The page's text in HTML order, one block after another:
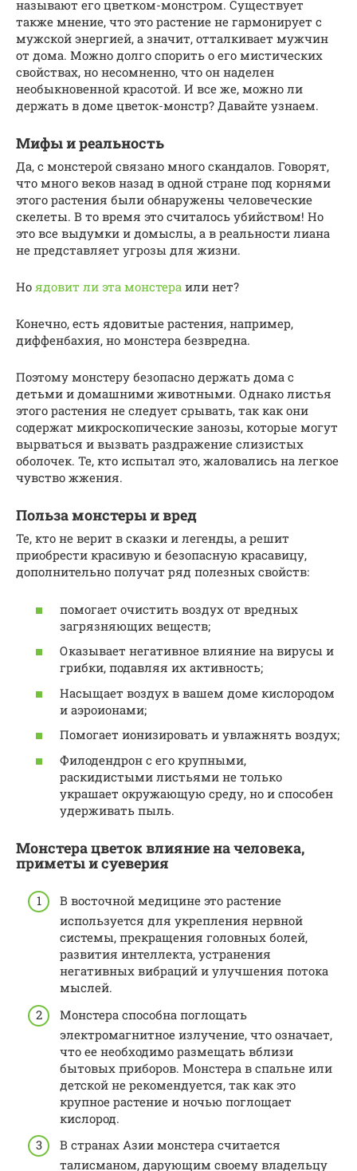
называют его цветком-монстром. Существует
также мнение, что это растение не гармонирует с
мужской энергией, а значит, отталкивает мужчин
от дома. Можно долго спорить о его мистических
свойствах, но несомненно, что он наделен
необыкновенной красотой. И все же, можно ли
держать в доме цветок-монстр? Давайте узнаем.
Мифы и реальность
Да, с монстерой связано много скандалов. Говорят,
что много веков назад в одной стране под корнями
этого растения были обнаружены человеческие
скелеты. В то время это считалось убийством! Но
это все выдумки и домыслы, а в реальности лиана
не представляет угрозы для жизни.
Но ядовит ли эта монстера или нет?
Конечно, есть ядовитые растения, например,
диффенбахия, но монстера безвредна.
Поэтому монстеру безопасно держать дома с
детьми и домашними животными. Однако листья
этого растения не следует срывать, так как они
содержат микроскопические занозы, которые могут
вырваться и вызвать раздражение слизистых
оболочек. Те, кто испытал это, жаловались на легкое
чувство жжения.
Польза монстеры и вред
Те, кто не верит в сказки и легенды, а решит
приобрести красивую и безопасную красавицу,
дополнительно получат ряд полезных свойств:
помогает очистить воздух от вредных
загрязняющих веществ;
Оказывает негативное влияние на вирусы и
грибки, подавляя их активность;
Насыщает воздух в вашем доме кислородом
и аэроионами;
Помогает ионизировать и увлажнять воздух;
Филодендрон с его крупными,
раскидистыми листьями не только
украшает окружающую среду, но и способен
удерживать пыль.
Монстера цветок влияние на человека,
приметы и суеверия
В восточной медицине это растение
используется для укрепления нервной
системы, прекращения головных болей,
развития интеллекта, устранения
негативных вибраций и улучшения потока
мыслей.
Монстера способна поглощать
электромагнитное излучение, что означает,
что ее необходимо размещать вблизи
бытовых приборов. Монстера в спальне или
детской не рекомендуется, так как это
крупное растение и ночью поглощает
кислород.
В странах Азии монстера считается
талисманом, дарующим своему владельцу